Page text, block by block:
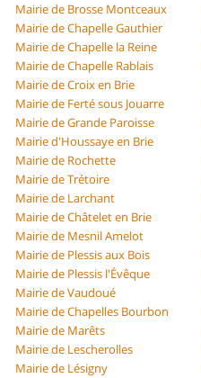
Mairie de Brosse Montceaux
Mairie de Chapelle Gauthier
Mairie de Chapelle la Reine
Mairie de Chapelle Rablais
Mairie de Croix en Brie
Mairie de Ferté sous Jouarre
Mairie de Grande Paroisse
Mairie d'Houssaye en Brie
Mairie de Rochette
Mairie de Trétoire
Mairie de Larchant
Mairie de Châtelet en Brie
Mairie de Mesnil Amelot
Mairie de Plessis aux Bois
Mairie de Plessis l'Évêque
Mairie de Vaudoué
Mairie de Chapelles Bourbon
Mairie de Marêts
Mairie de Lescherolles
Mairie de Lésigny